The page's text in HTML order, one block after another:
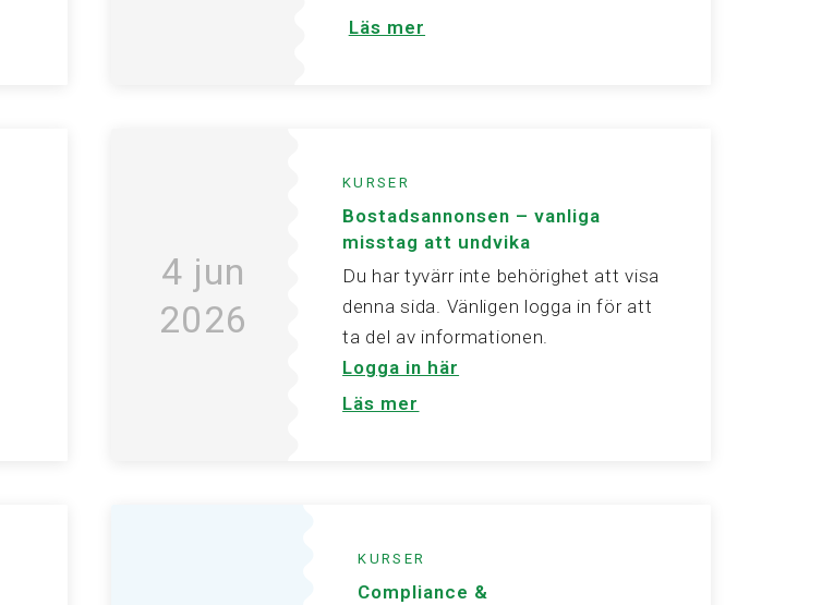
Läs mer
4 jun
2026
KURSER
Bostadsannonsen – vanliga
misstag att undvika
Du har tyvärr inte behörighet att visa
denna sida. Vänligen logga in för att
ta del av informationen.
Logga in här
Läs mer
KURSER
Compliance &